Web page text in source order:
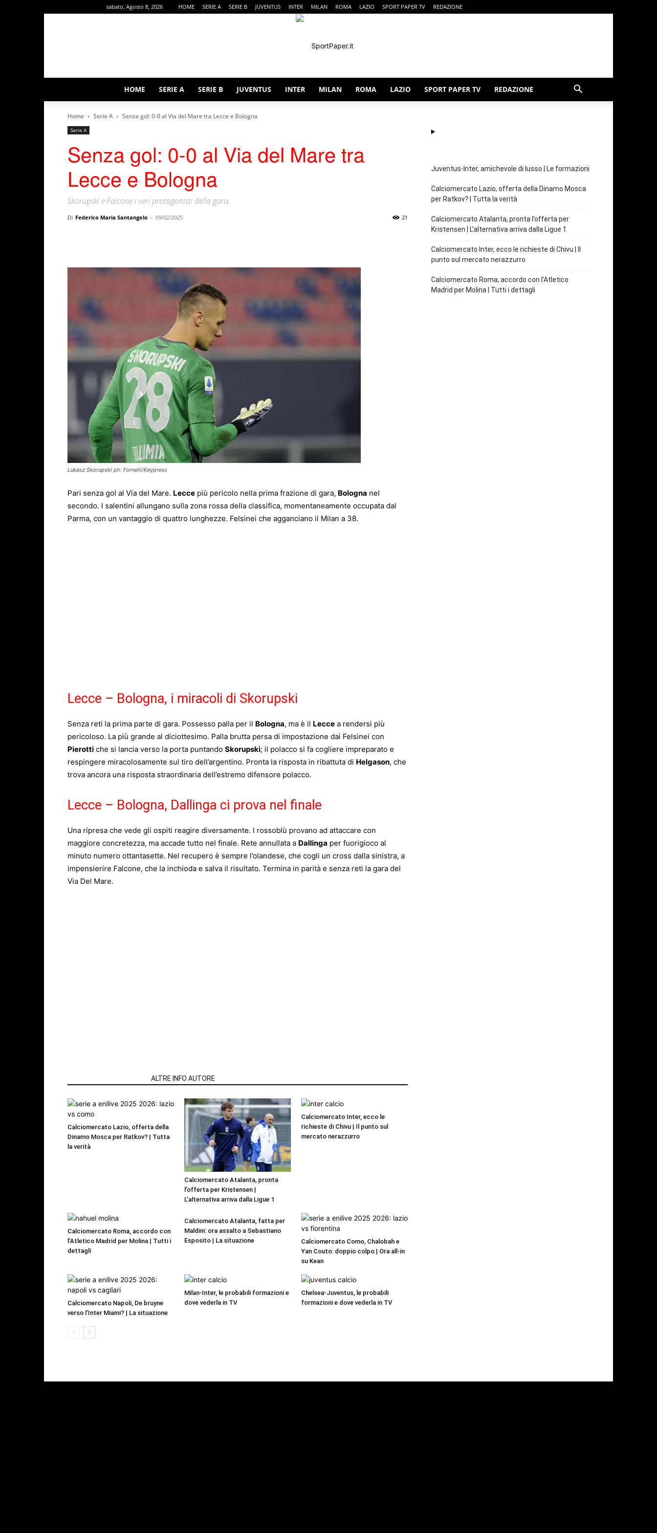
sabato, Agosto 8, 2026 HOME SERIE A SERIE B JUVENTUS INTER MILAN ROMA LAZIO SPORT PAPER TV REDAZIONE
HOME SERIE A SERIE B JUVENTUS INTER MILAN ROMA LAZIO SPORT PAPER TV REDAZIONE
Home Serie A Senza gol: 0-0 al Via del Mare tra Lecce e Bologna
Serie A
Senza gol: 0-0 al Via del Mare tra
Lecce e Bologna
Skorupski e Falcone i veri protagonisti della gara.
Di Federico Maria Santangelo - 09/02/2025 21
Lukasz Skorupski ph: Fornelli/Keypress
Pari senza gol al Via del Mare. Lecce più pericolo nella prima frazione di gara, Bologna nel
secondo. I salentini allungano sulla zona rossa della classifica, momentaneamente occupata dal
Parma, con un vantaggio di quattro lunghezze. Felsinei che agganciano il Milan a 38.
Lecce – Bologna, i miracoli di Skorupski
Senza reti la prima parte di gara. Possesso palla per il Bologna, ma è il Lecce a rendersi più
pericoloso. La più grande al diciottesimo. Palla brutta persa di impostazione dai Felsinei con
Pierotti che si lancia verso la porta puntando Skorupski; il polacco si fa cogliere impreparato e
respingere miracolosamente sul tiro dell’argentino. Pronta la risposta in ribattuta di Helgason, che
trova ancora una risposta straordinaria dell’estremo difensore polacco.
Lecce – Bologna, Dallinga ci prova nel finale
Una ripresa che vede gli ospiti reagire diversamente. I rossoblù provano ad attaccare con
maggiore concretezza, ma accade tutto nel finale. Rete annullata a Dallinga per fuorigioco al
minuto numero ottantasette. Nel recupero è sempre l’olandese, che cogli un cross dalla sinistra, a
impensierire Falcone, che la inchioda e salva il risultato. Termina in parità e senza reti la gara del
Via Del Mare.
ALTRE INFO AUTORE
Calciomercato Lazio, offerta della
Dinamo Mosca per Ratkov? | Tutta
la verità
Calciomercato Atalanta, pronta
l’offerta per Kristensen |
L’alternativa arriva dalla Ligue 1
Calciomercato Inter, ecco le
richieste di Chivu | Il punto sul
mercato nerazzurro
Calciomercato Roma, accordo con
l’Atletico Madrid per Molina | Tutti i
dettagli
Calciomercato Atalanta, fatta per
Maldini: ora assalto a Sebastiano
Esposito | La situazione
Calciomercato Como, Chalobah e
Yan Couto: doppio colpo | Ora all-in
su Kean
Calciomercato Napoli, De bruyne
verso l’Inter Miami? | La situazione
Milan-Inter, le probabili formazioni e
dove vederla in TV
Chelsea-Juventus, le probabili
formazioni e dove vederla in TV
Juventus-Inter, amichevole di lusso | Le formazioni
Calciomercato Lazio, offerta della Dinamo Mosca
per Ratkov? | Tutta la verità
Calciomercato Atalanta, pronta l’offerta per
Kristensen | L’alternativa arriva dalla Ligue 1
Calciomercato Inter, ecco le richieste di Chivu | Il
punto sul mercato nerazzurro
Calciomercato Roma, accordo con l’Atletico
Madrid per Molina | Tutti i dettagli